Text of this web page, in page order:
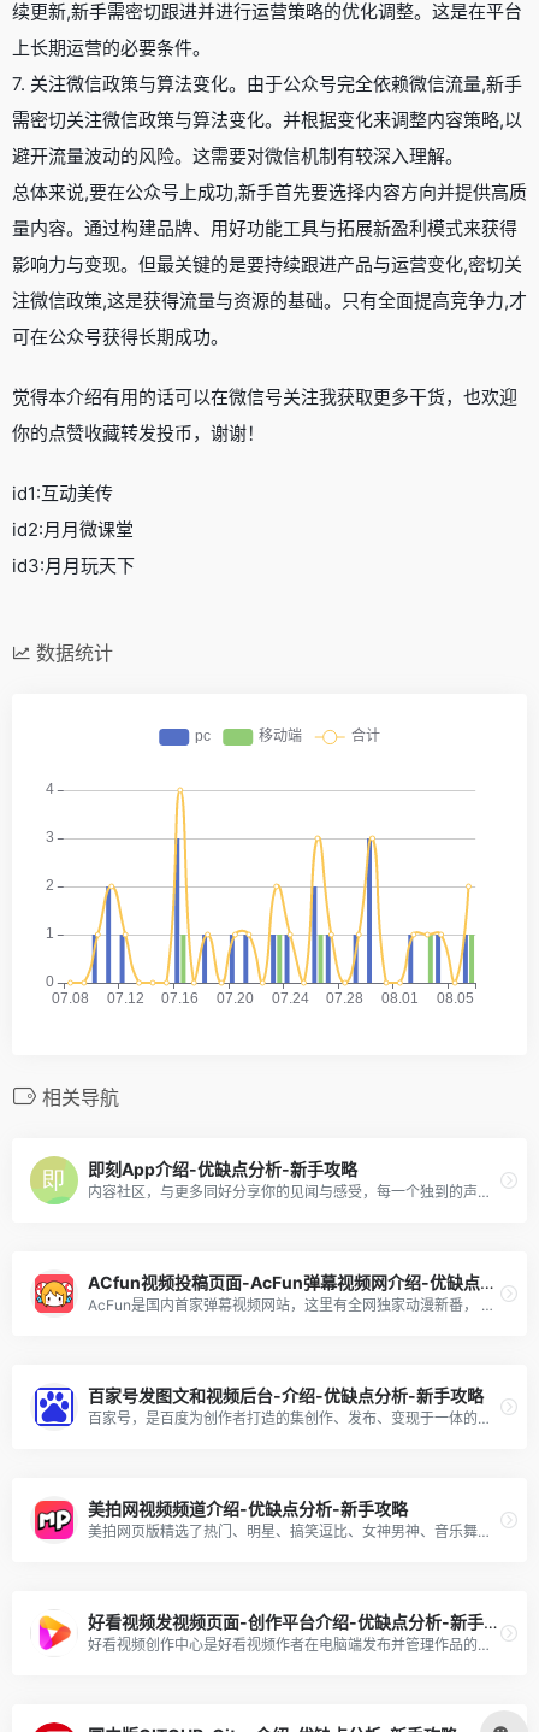
续更新,新手需密切跟进并进行运营策略的优化调整。这是在平台
上长期运营的必要条件。
7. 关注微信政策与算法变化。由于公众号完全依赖微信流量,新手
需密切关注微信政策与算法变化。并根据变化来调整内容策略,以
避开流量波动的风险。这需要对微信机制有较深入理解。
总体来说,要在公众号上成功,新手首先要选择内容方向并提供高质
量内容。通过构建品牌、用好功能工具与拓展新盈利模式来获得
影响力与变现。但最关键的是要持续跟进产品与运营变化,密切关
注微信政策,这是获得流量与资源的基础。只有全面提高竞争力,才
可在公众号获得长期成功。
觉得本介绍有用的话可以在微信号关注我获取更多干货，也欢迎
你的点赞收藏转发投币，谢谢！
id1:互动美传
id2:月月微课堂
id3:月月玩天下
数据统计
相关导航
即刻App介绍-优缺点分析-新手攻略
内容社区，与更多同好分享你的见闻与感受，每一个独到的声音，都值得被更多人倾听。在即刻，你可以发表动态，在圈子中分享观点与见闻，并更深度地参与内容分享。即刻是 Apple Watch 上最有用的应用之一。
ACfun视频投稿页面-AcFun弹幕视频网介绍-优缺点分析-新手攻略
AcFun是国内首家弹幕视频网站，这里有全网独家动漫新番， 友好的弹幕氛围，有趣的UP主，好玩有科技感的虚拟偶像，年轻人都在用。
百家号发图文和视频后台-介绍-优缺点分析-新手攻略
百家号，是百度为创作者打造的集创作、发布、变现于一体的内容创作平台，也是众多企业号实现营销转化的运营新阵地。
美拍网视频频道介绍-优缺点分析-新手攻略
美拍网页版精选了热门、明星、搞笑逗比、女神男神、音乐舞蹈、时尚美妆、美食创意、宝宝萌宠等好玩有趣的短视频！
好看视频发视频页面-创作平台介绍-优缺点分析-新手攻略
好看视频创作中心是好看视频作者在电脑端发布并管理作品的平台，在这里，创作者可以便捷地发布电脑上的作品，同时还有内容管理、本地上传精美封面等功能。